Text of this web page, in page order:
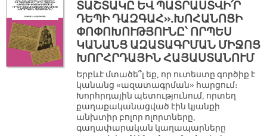
ՏԱՇՏԱԿԸ ԵՎ ՊԱՏՐԱՍՏՎԻ՛Ր
ԴԵՊԻ ԴԱԶԳԱՀ».ԽՈՀԱՆՈՑԻ
ՓՈՓՈԽՈՒԹՅՈՒՆԸ՝ ՈՐՊԵՍ
ԿԱՆԱՆՑ ԱԶԱՏԱԳՐՄԱՆ ՄԻՋՈՑ
ԽՈՐՀՐԴԱՅԻՆ ՀԱՅԱՍՏԱՆՈՒՄ
Երբևէ մտածե՞լ եք, որ ուտեստը գործիք է
կանանց «ազատագրման» հարցում։
Խորհրդային պետությունում, որտեղ
քաղաքականացված էին կյանքի
անխտիր բոլոր ոլորտները,
գաղափարական կաղապարները